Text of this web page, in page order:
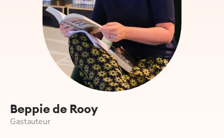
Beppie de Rooy
Gastauteur